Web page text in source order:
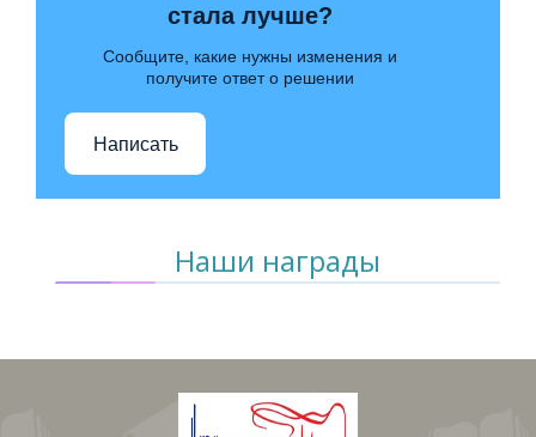
стала лучше?
Сообщите, какие нужны изменения и
получите ответ о решении
Написать
Наши награды